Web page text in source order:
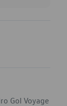
Gol Voyage